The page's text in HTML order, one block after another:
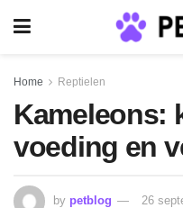
Home Reptielen
Kameleons:
voeding en
by petblog 26